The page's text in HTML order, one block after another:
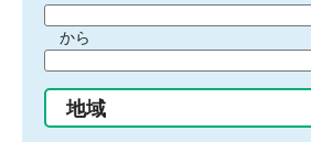
間
始
り
から
間
終
地域